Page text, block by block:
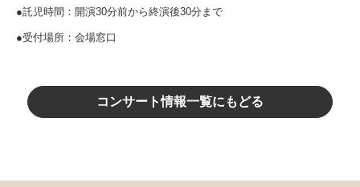
●託児時間：開演30分前から終演後30分まで
●受付場所：会場窓口
コンサート情報一覧にもどる